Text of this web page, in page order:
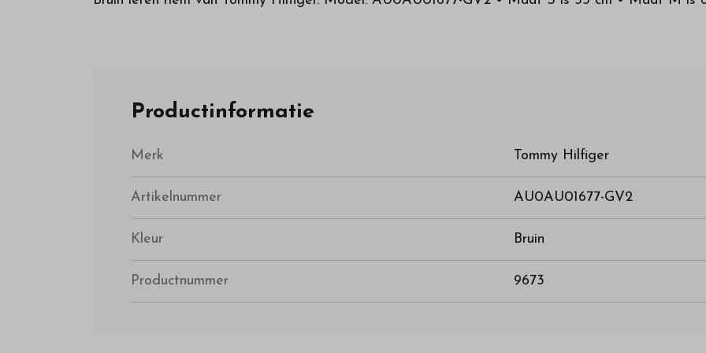
Productinformatie
Merk Tommy Hilfiger
Artikelnummer AU0AU01677-GV2
Kleur Bruin
Productnummer 9673